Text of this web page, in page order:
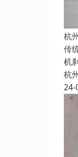
杭
传
机
杭
24-